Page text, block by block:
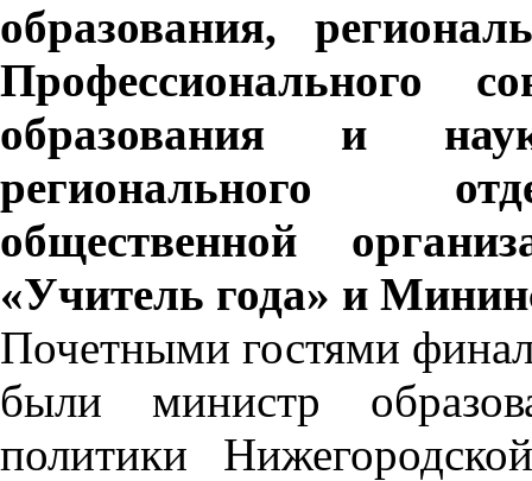
образования,
Профессионального
образования и
регионального
общественной
«Учитель года» и
Почетными гостями
были министр
политики